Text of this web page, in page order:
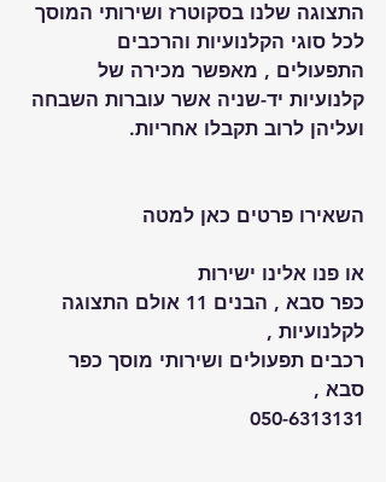
התצוגה שלנו בסקוטרז ושירותי המוסך
לכל סוגי הקלנועיות והרכבים
התפעולים , מאפשר מכירה של
קלנועיות יד-שניה אשר עוברות השבחה
ועליהן לרוב תקבלו אחריות.
השאירו פרטים כאן למטה
או פנו אלינו ישירות
כפר סבא , הבנים 11 אולם התצוגה
לקלנועיות ,
רכבים תפעולים ושירותי מוסך כפר
סבא ,
050-6313131